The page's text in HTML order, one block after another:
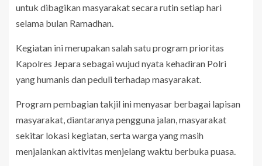
untuk dibagikan masyarakat secara rutin setiap hari
selama bulan Ramadhan.
Kegiatan ini merupakan salah satu program prioritas
Kapolres Jepara sebagai wujud nyata kehadiran Polri
yang humanis dan peduli terhadap masyarakat.
Program pembagian takjil ini menyasar berbagai lapisan
masyarakat, diantaranya pengguna jalan, masyarakat
sekitar lokasi kegiatan, serta warga yang masih
menjalankan aktivitas menjelang waktu berbuka puasa.